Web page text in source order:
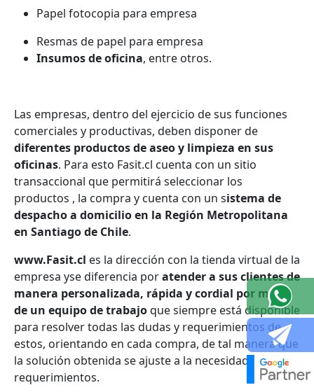
Papel fotocopia para empresa
Resmas de papel para empresa
Insumos de oficina, entre otros.
Las empresas, dentro del ejercicio de sus funciones
comerciales y productivas, deben disponer de
diferentes productos de aseo y limpieza en sus
oficinas. Para esto Fasit.cl cuenta con un sitio
transaccional que permitirá seleccionar los
productos , la compra y cuenta con un sistema de
despacho a domicilio en la Región Metropolitana
en Santiago de Chile.
www.Fasit.cl es la dirección con la tienda virtual de la
empresa yse diferencia poratender a sus clientes de
manera personalizada, rápida y cordial por medio
de un equipo de trabajoque siempre está disponible
para resolver todas las dudas y requerimientos de
estos, orientando en cada compra, de tal manera que
la solución obtenida se ajuste a la necesidad de sus
requerimientos.